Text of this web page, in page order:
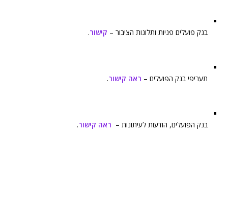
בנק פועלים פניות ותלונות הציבור – קישור.
תעריפי בנק הפועלים – ראה קישור.
בנק הפועלים, הודעות לעיתונות – ראה קישור.